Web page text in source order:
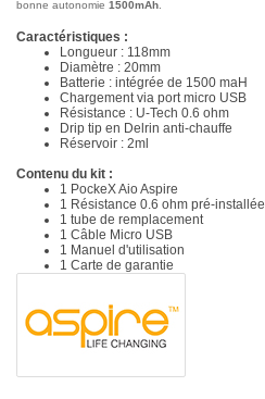
bonne autonomie 1500mAh
Caractéristiques :
Longueur : 118mm
Diamètre : 20mm
Batterie : intégrée de 1500 maH
Chargement via port micro USB
Résistance : U-Tech 0.6 ohm
Drip tip en Delrin anti-chauffe
Réservoir : 2ml
Contenu du kit :
1 PockeX Aio Aspire
1 Résistance 0.6 ohm pré-installée
1 tube de remplacement
1 Câble Micro USB
1 Manuel d'utilisation
1 Carte de garantie